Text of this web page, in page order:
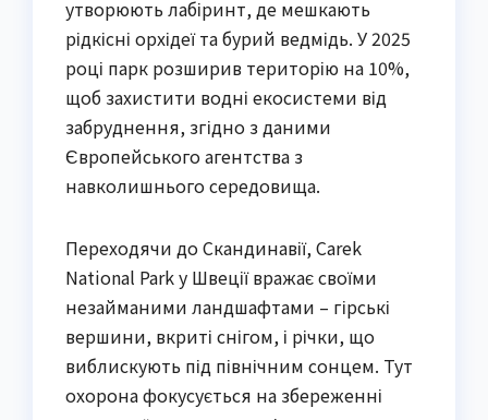
утворюють лабіринт, де мешкають
рідкісні орхідеї та бурий ведмідь. У 2025
році парк розширив територію на 10%,
щоб захистити водні екосистеми від
забруднення, згідно з даними
Європейського агентства з
навколишнього середовища.
Переходячи до Скандинавії, Сarek
National Park у Швеції вражає своїми
незайманими ландшафтами – гірські
вершини, вкриті снігом, і річки, що
виблискують під північним сонцем. Тут
охорона фокусується на збереженні